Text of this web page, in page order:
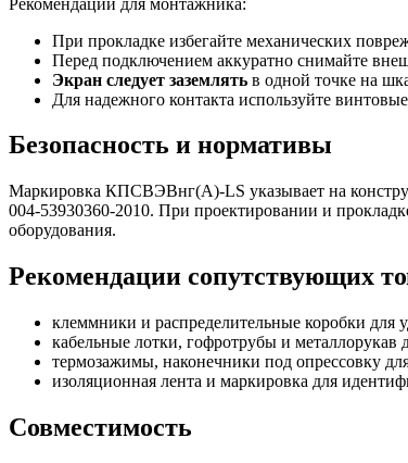
При прокладке избегайте механических
Перед подключением аккуратно снимайте
Экран следует заземлять в одной точке на
Для надежного контакта используйте
Безопасность и нормативы
Маркировка КПСВЭВнг(A)-LS указывает на
004-53930360-2010. При проектировании и
оборудования.
Рекомендации сопутствующих
клеммники и распределительные коробки
кабельные лотки, гофротрубы и
термозажимы, наконечники под опрессовку
изоляционная лента и маркировка для
Совместимость